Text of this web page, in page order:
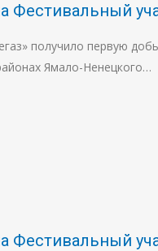
Фестивальный
получило первую
Ямало-Ненецкого…
Фестивальный